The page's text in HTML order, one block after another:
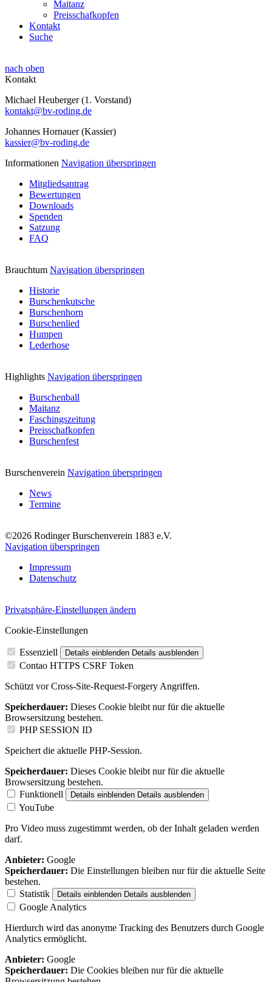
Maitanz
Preisschafkopfen
Kontakt
Suche
nach oben
Kontakt
Michael Heuberger (1. Vorstand)
kontakt@bv-roding.de
Johannes Hornauer (Kassier)
kassier@bv-roding.de
Informationen Navigation überspringen
Mitgliedsantrag
Bewertungen
Downloads
Spenden
Satzung
FAQ
Brauchtum Navigation überspringen
Historie
Burschenkutsche
Burschenhorn
Burschenlied
Humpen
Lederhose
Highlights Navigation überspringen
Burschenball
Maitanz
Faschingszeitung
Preisschafkopfen
Burschenfest
Burschenverein Navigation überspringen
News
Termine
©2026 Rodinger Burschenverein 1883 e.V.
Navigation überspringen
Impressum
Datenschutz
Privatsphäre-Einstellungen ändern
Cookie-Einstellungen
Essenziell Details einblenden Details ausblenden
Contao HTTPS CSRF Token
Schützt vor Cross-Site-Request-Forgery Angriffen.
Speicherdauer: Dieses Cookie bleibt nur für die aktuelle
Browsersitzung bestehen.
PHP SESSION ID
Speichert die aktuelle PHP-Session.
Speicherdauer: Dieses Cookie bleibt nur für die aktuelle
Browsersitzung bestehen.
Funktionell
Details einblenden Details ausblenden
YouTube
Pro Video muss zugestimmt werden, ob der Inhalt geladen werden
darf.
Anbieter: Google
Speicherdauer: Die Einstellungen bleiben nur für die aktuelle Seite
bestehen.
Statistik
Details einblenden Details ausblenden
Google Analytics
Hierdurch wird das anonyme Tracking des Benutzers durch Google
Analytics ermöglicht.
Anbieter: Google
Speicherdauer: Die Cookies bleiben nur für die aktuelle